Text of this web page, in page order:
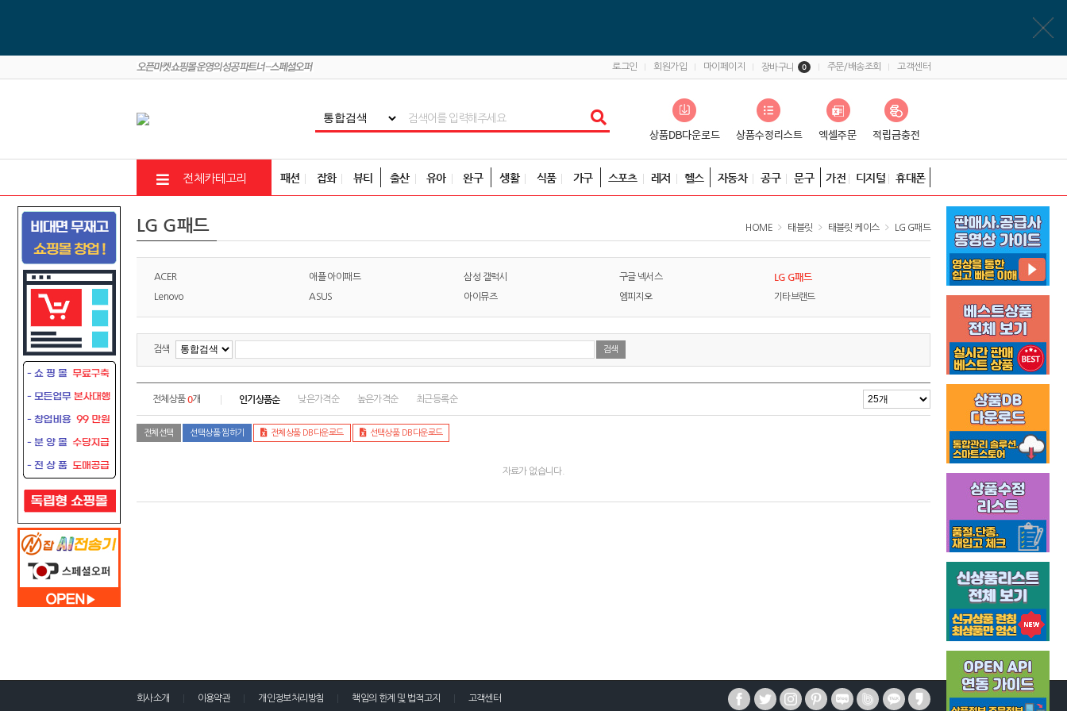
로그인 회원가입 마이페이지 장바구니 0 주문/배송조회 고객센터
전체카테고리 패션 잡화 뷰티 출산 유아 완구 생활 식품 가구 스포츠 레저 헬스 자동차 공구 문구 가전 디지털 휴대폰
LG G패드 HOME 태블릿 태블릿 케이스 LG G패드
ACER 애플 아이패드 삼성 갤럭시 구글 넥서스 LG G패드
Lenovo ASUS 아이뮤즈 엠피지오 기타브랜드
검색
전체상품0개 인기상품순 낮은가격순 높은가격순 최근등록순
전체선택 선택상품 찜하기 전체상품 DB다운로드 선택상품 DB다운로드
자료가 없습니다.
회사소개 이용약관 개인정보처리방침 책임의 한계 및 법적고지 고객센터